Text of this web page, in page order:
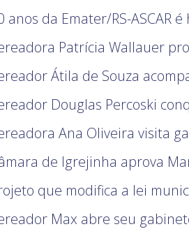
anos da Emater/RS-ASCAR
Patrícia Wallauer
Átila de Souza
Douglas Percoski
Ana Oliveira visita
de Igrejinha aprova
que modifica a lei
Max abre seu